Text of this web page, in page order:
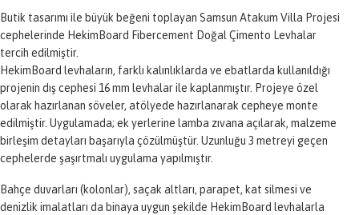
Butik tasarımı ile büyük beğeni toplayan Samsun Atakum Villa Projesi
cephelerinde HekimBoard Fibercement Doğal Çimento Levhalar
tercih edilmiştir.
HekimBoard levhaların, farklı kalınlıklarda ve ebatlarda kullanıldığı
projenin dış cephesi 16 mm levhalar ile kaplanmıştır. Projeye özel
olarak hazırlanan söveler, atölyede hazırlanarak cepheye monte
edilmiştir. Uygulamada; ek yerlerine lamba zıvana açılarak, malzeme
birleşim detayları başarıyla çözülmüştür. Uzunluğu 3 metreyi geçen
cephelerde şaşırtmalı uygulama yapılmıştır.
Bahçe duvarları (kolonlar), saçak altları, parapet, kat silmesi ve
denizlik imalatları da binaya uygun şekilde HekimBoard levhalarla